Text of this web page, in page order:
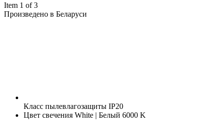
Item 1 of 3
Произведено в Беларуси
Класс пылевлагозащиты IP20
Цвет свечения White | Белый 6000 K